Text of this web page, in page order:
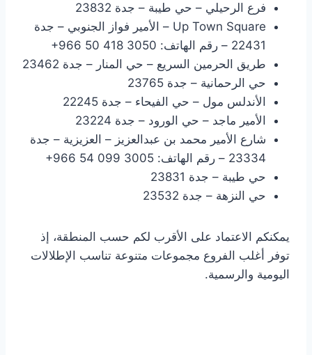
فرع الرحيلي – حي طيبة – جدة 23832
Up Town Square – الأمير فواز الجنوبي – جدة
22431 – رقم الهاتف: ‎+966 50 418 3050
طريق الحرمين السريع – حي المنار – جدة 23462
حي الرحمانية – جدة 23765
الأندلس مول – حي الفيحاء – جدة 22245
الأمير ماجد – حي الورود – جدة 23224
شارع الأمير محمد بن عبدالعزيز – العزيزية – جدة
23334 – رقم الهاتف: ‎+966 54 099 3005
حي طيبة – جدة 23831
حي النزهة – جدة 23532
يمكنكم الاعتماد على الأقرب لكم حسب المنطقة، إذ
توفر أغلب الفروع مجموعات متنوعة تناسب الإطلالات
اليومية والرسمية.